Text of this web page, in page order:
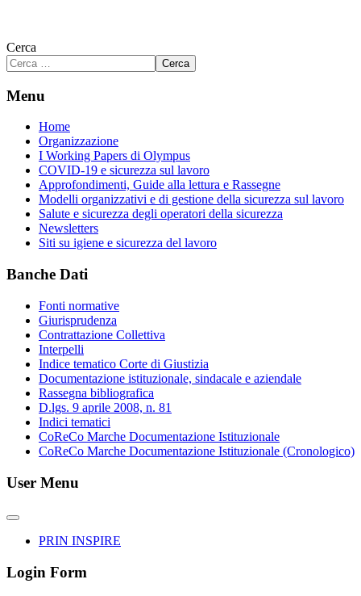
Cerca
Cerca
Menu
Home
Organizzazione
I Working Papers di Olympus
COVID-19 e sicurezza sul lavoro
Approfondimenti, Guide alla lettura e Rassegne
Modelli organizzativi e di gestione della sicurezza sul lavoro
Salute e sicurezza degli operatori della sicurezza
Newsletters
Siti su igiene e sicurezza del lavoro
Banche Dati
Fonti normative
Giurisprudenza
Contrattazione Collettiva
Interpelli
Indice tematico Corte di Giustizia
Documentazione istituzionale, sindacale e aziendale
Rassegna bibliografica
D.lgs. 9 aprile 2008, n. 81
Indici tematici
CoReCo Marche Documentazione Istituzionale
CoReCo Marche Documentazione Istituzionale (Cronologico)
User Menu
PRIN INSPIRE
Login Form